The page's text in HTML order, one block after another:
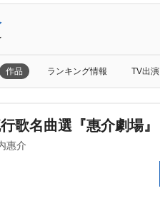
作品 ランキング情報 TV出演
歌名曲選『惠介劇場』
惠介